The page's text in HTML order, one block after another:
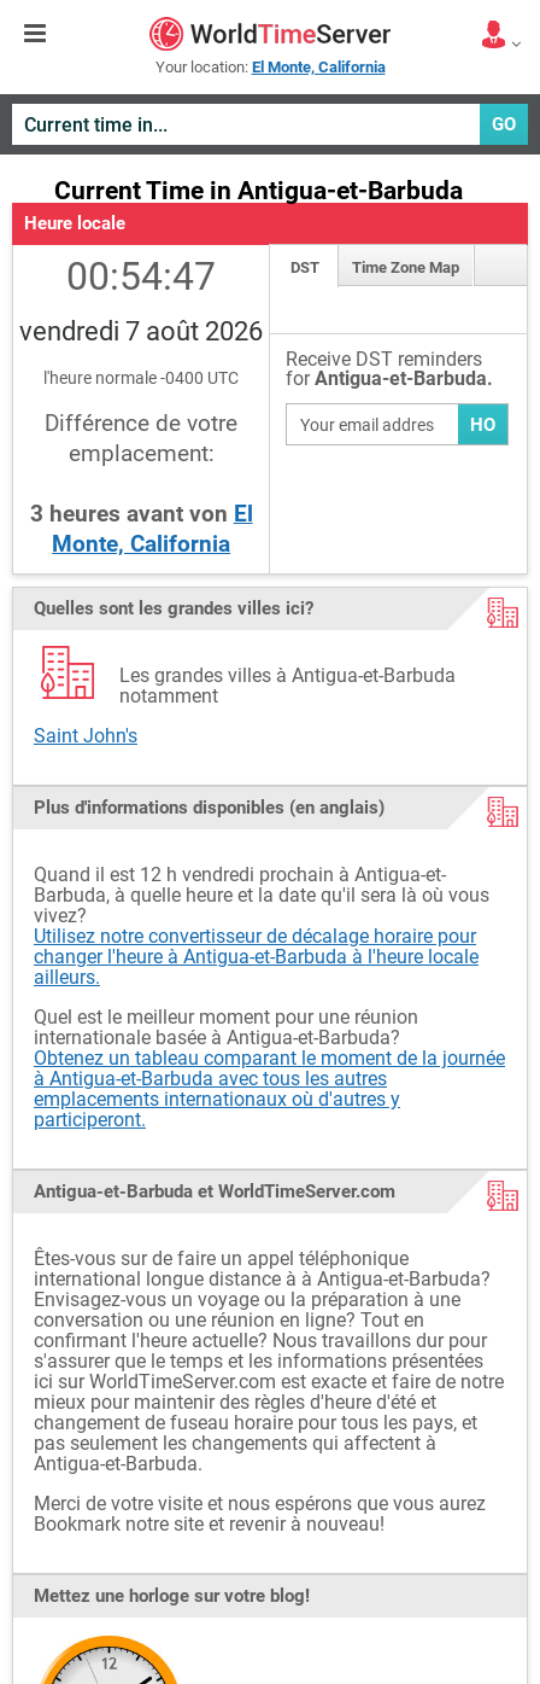
Your location: El Monte, California
GO
Current Time in Antigua-et-Barbuda
Heure locale
00:54:47
vendredi 7 août 2026
l'heure normale -0400 UTC
Différence de votre
emplacement:
3 heures avant von El
Monte, California
DST Time Zone Map
Receive DST reminders
forAntigua-et-Barbuda.
HO
Quelles sont les grandes villes ici?
Les grandes villes à Antigua-et-Barbuda
notamment
Saint John's
Plus d'informations disponibles (en anglais)
Quand il est 12 h vendredi prochain à Antigua-et-
Barbuda, à quelle heure et la date qu'il sera là où vous
vivez?
Utilisez notre convertisseur de décalage horaire pour
changer l'heure à Antigua-et-Barbuda à l'heure locale
ailleurs.
Quel est le meilleur moment pour une réunion
internationale basée à Antigua-et-Barbuda?
Obtenez un tableau comparant le moment de la journée
à Antigua-et-Barbuda avec tous les autres
emplacements internationaux où d'autres y
participeront.
Antigua-et-Barbuda et WorldTimeServer.com
Êtes-vous sur de faire un appel téléphonique
international longue distance à à Antigua-et-Barbuda?
Envisagez-vous un voyage ou la préparation à une
conversation ou une réunion en ligne? Tout en
confirmant l'heure actuelle? Nous travaillons dur pour
s'assurer que le temps et les informations présentées
ici sur WorldTimeServer.com est exacte et faire de notre
mieux pour maintenir des règles d'heure d'été et
changement de fuseau horaire pour tous les pays, et
pas seulement les changements qui affectent à
Antigua-et-Barbuda.
Merci de votre visite et nous espérons que vous aurez
Bookmark notre site et revenir à nouveau!
Mettez une horloge sur votre blog!